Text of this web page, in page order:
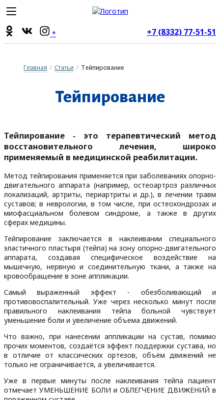
* +7 (8332) 77-51-51
Главная / Статьи / Тейпирование
Тей­пи­ро­ва­ние
Тейпирование - это терапевтический метод
восстановительного лечения, широко
применяемый в медицинской реабилитации.
Метод тейпирования применяется при заболеваниях опорно-
двигательного аппарата (например, остеоартроз различных
локализаций, артриты, периартриты и др.), в лечении травм
суставов; в неврологии, в том числе, при остеохондрозах и
миофасциальном болевом синдроме, а также в других
сферах медицины.
Тейпирование заключается в наклеивании специального
эластичного пластыря (тейпа) на зону опорно-двигательного
аппарата, создавая специфическое воздействие на
мышечную, нервную и соединительную ткани, а также на
кровообращение в зоне аппликации.
Самый выраженный эффект - обезболивающий и
противовоспалительный. Уже через несколько минут после
правильного наклеивания тейпа больной чувствует
уменьшение боли и увеличение объема движений.
Что важно, при нанесении аппликации на сустав, помимо
прочих моментов, создаётся эффект поддержки сустава, но
в отличие от классических ортезов, объём движений не
только не ограничивается, а увеличивается.
Уже в первые минуты после наклеивания тейпа пациент
отмечает УМЕНЬШЕНИЕ БОЛИ и ОБЛЕГЧЕНИЕ ДВИЖЕНИЙ в